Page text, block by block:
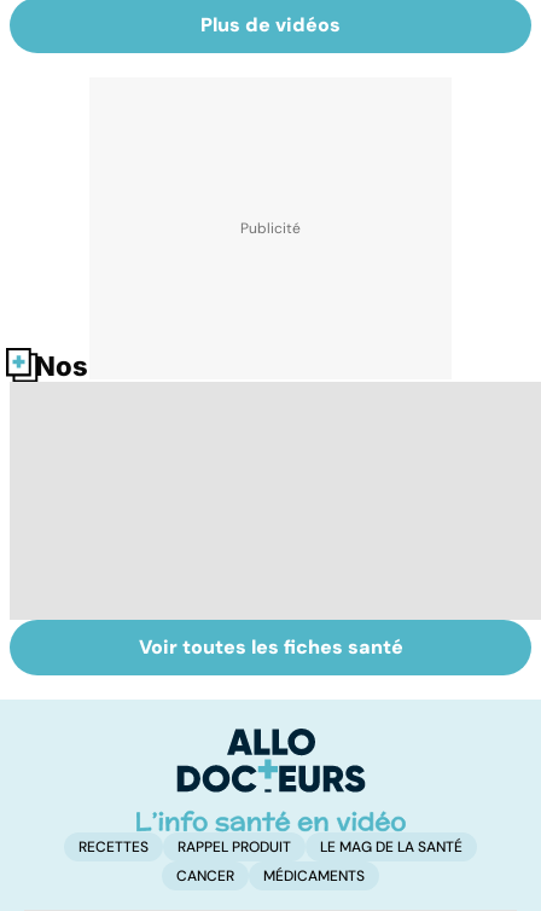
Plus de vidéos
Nos fiches santé
osseuse : des
Troubles de
l'érection :
haute
Voir toutes les fiches santé
RECETTES RAPPEL PRODUIT
LE MAG DE LA SANTÉ
CANCER
MÉDICAMENTS